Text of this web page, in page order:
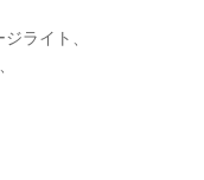
ライト、